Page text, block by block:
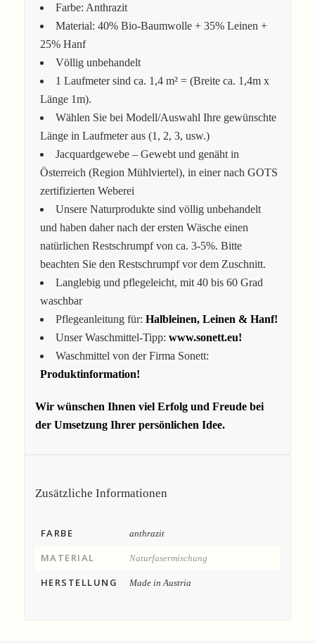
Farbe: Anthrazit
Material: 40% Bio-Baumwolle + 35% Leinen +
25% Hanf
Völlig unbehandelt
1 Laufmeter sind ca. 1,4 m² = (Breite ca. 1,4m x
Länge 1m).
Wählen Sie bei Modell/Auswahl Ihre gewünschte
Länge in Laufmeter aus (1, 2, 3, usw.)
Jacquardgewebe – Gewebt und genäht in
Österreich (Region Mühlviertel), in einer nach GOTS
zertifizierten Weberei
Unsere Naturprodukte sind völlig unbehandelt
und haben daher nach der ersten Wäsche einen
natürlichen Restschrumpf von ca. 3-5%. Bitte
beachten Sie den Restschrumpf vor dem Zuschnitt.
Langlebig und pflegeleicht, mit 40 bis 60 Grad
waschbar
Pflegeanleitung für: Halbleinen, Leinen & Hanf!
Unser Waschmittel-Tipp: www.sonett.eu!
Waschmittel von der Firma Sonett:
Produktinformation!
Wir wünschen Ihnen viel Erfolg und Freude bei
der Umsetzung Ihrer persönlichen Idee.
Zusätzliche Informationen
FARBE anthrazit
MATERIAL Naturfasermischung
HERSTELLUNG Made in Austria